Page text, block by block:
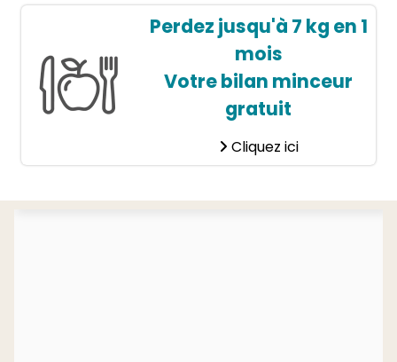
Perdez jusqu'à 7 kg en 1
mois
Votre bilan minceur
gratuit
Cliquez ici